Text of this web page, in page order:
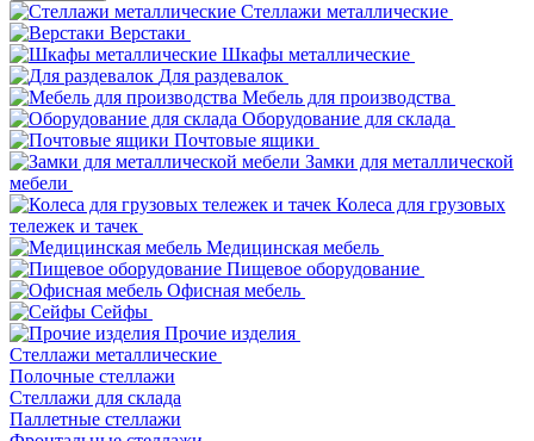
Стеллажи металлические
Верстаки
Шкафы металлические
Для раздевалок
Мебель для производства
Оборудование для склада
Почтовые ящики
Замки для металлической
мебели
Колеса для грузовых
тележек и тачек
Медицинская мебель
Пищевое оборудование
Офисная мебель
Сейфы
Прочие изделия
Стеллажи металлические
Полочные стеллажи
Стеллажи для склада
Паллетные стеллажи